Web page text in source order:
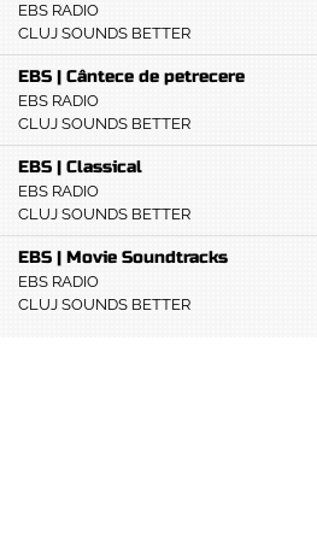
EBS RADIO
CLUJ SOUNDS BETTER
EBS | Cântece de petrecere
EBS RADIO
CLUJ SOUNDS BETTER
EBS | Classical
EBS RADIO
CLUJ SOUNDS BETTER
EBS | Movie Soundtracks
EBS RADIO
CLUJ SOUNDS BETTER